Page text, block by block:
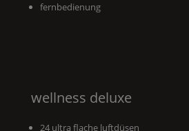
fernbedienung
wellness deluxe
24 ultra flache luftdüsen